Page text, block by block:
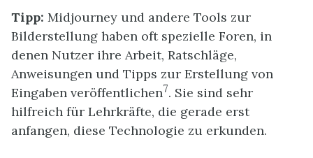
Tipp: Midjourney und andere Tools zur
Bilderstellung haben oft spezielle Foren, in
denen Nutzer ihre Arbeit, Ratschläge,
Anweisungen und Tipps zur Erstellung von
Eingaben veröffentlichen7. Sie sind sehr
hilfreich für Lehrkräfte, die gerade erst
anfangen, diese Technologie zu erkunden.